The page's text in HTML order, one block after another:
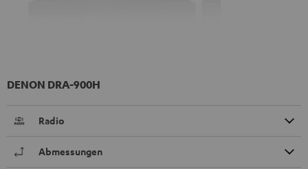
DENON DRA-900H
Radio
Abmessungen